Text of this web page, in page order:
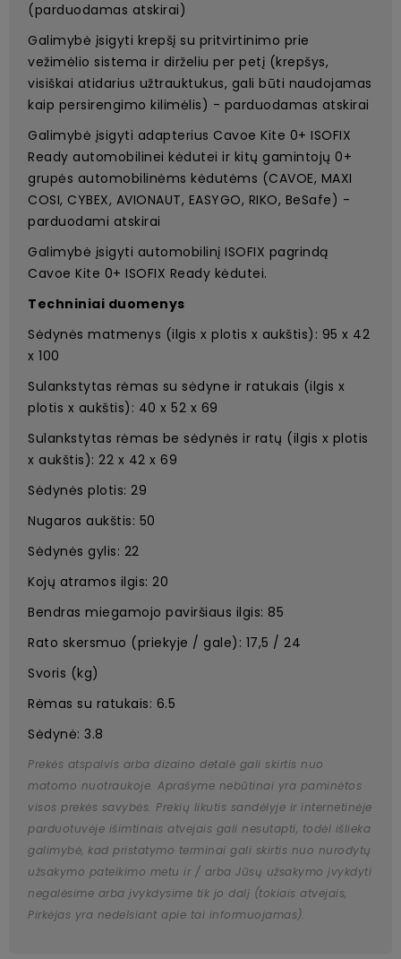
(parduodamas atskirai)
Galimybė įsigyti krepšį su pritvirtinimo prie
vežimėlio sistema ir dirželiu per petį (krepšys,
visiškai atidarius užtrauktukus, gali būti naudojamas
kaip persirengimo kilimėlis) - parduodamas atskirai
Galimybė įsigyti adapterius Cavoe Kite 0+ ISOFIX
Ready automobilinei kėdutei ir kitų gamintojų 0+
grupės automobilinėms kėdutėms (CAVOE, MAXI
COSI, CYBEX, AVIONAUT, EASYGO, RIKO, BeSafe) -
parduodami atskirai
Galimybė įsigyti automobilinį ISOFIX pagrindą
Cavoe Kite 0+ ISOFIX Ready kėdutei.
Techniniai duomenys
Sėdynės matmenys (ilgis x plotis x aukštis): 95 x 42
x 100
Sulankstytas rėmas su sėdyne ir ratukais (ilgis x
plotis x aukštis): 40 x 52 x 69
Sulankstytas rėmas be sėdynės ir ratų (ilgis x plotis
x aukštis): 22 x 42 x 69
Sėdynės plotis: 29
Nugaros aukštis: 50
Sėdynės gylis: 22
Kojų atramos ilgis: 20
Bendras miegamojo paviršiaus ilgis: 85
Rato skersmuo (priekyje / gale): 17,5 / 24
Svoris (kg)
Rėmas su ratukais: 6.5
Sėdynė: 3.8
Prekės atspalvis arba dizaino detalė gali skirtis nuo
matomo nuotraukoje. Aprašyme nebūtinai yra paminėtos
visos prekės savybės. Prekių likutis sandėlyje ir internetinėje
parduotuvėje išimtinais atvejais gali nesutapti, todėl išlieka
galimybė, kad pristatymo terminai gali skirtis nuo nurodytų
užsakymo pateikimo metu ir / arba Jūsų užsakymo įvykdyti
negalėsime arba įvykdysime tik jo dalį (tokiais atvejais,
Pirkėjas yra nedelsiant apie tai informuojamas).